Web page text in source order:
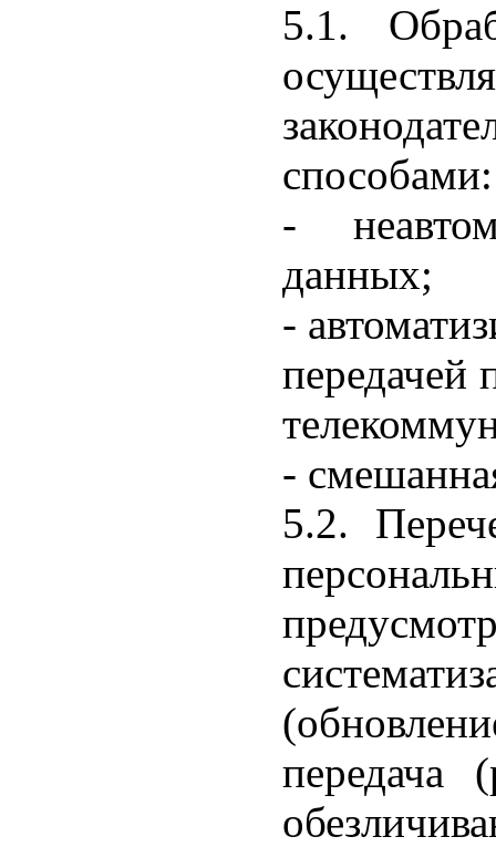
5.1.
способами:
-
данных;
-
-
5.2.
передача